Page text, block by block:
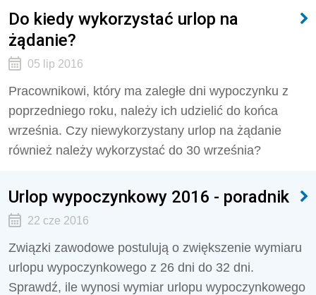
Do kiedy wykorzystać urlop na
żądanie?
05 lip 2016
Pracownikowi, który ma zaległe dni wypoczynku z
poprzedniego roku, należy ich udzielić do końca
września. Czy niewykorzystany urlop na żądanie
również należy wykorzystać do 30 września?
Urlop wypoczynkowy 2016 - poradnik
22 cze 2016
Związki zawodowe postulują o zwiększenie wymiaru
urlopu wypoczynkowego z 26 dni do 32 dni.
Sprawdź, ile wynosi wymiar urlopu wypoczynkowego